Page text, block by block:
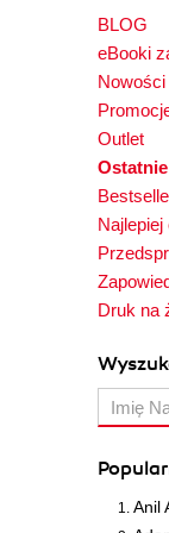
BLOG
eBooki
Nowości
Outlet
Najlepiej
Druk na
Anil